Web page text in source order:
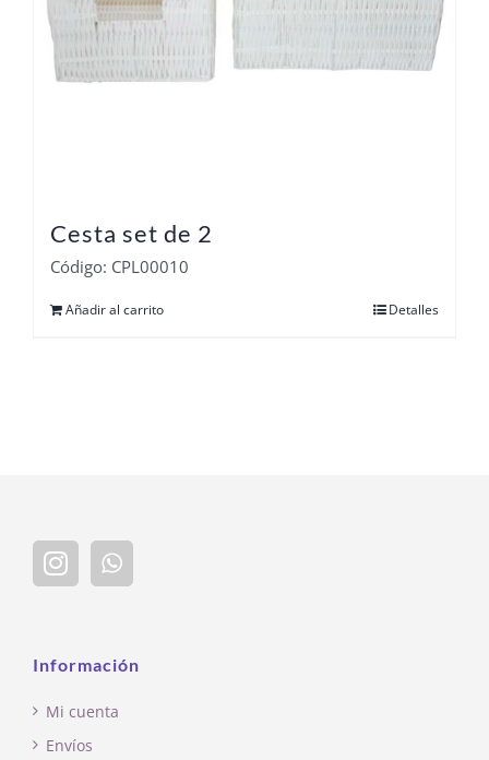
Cesta set de 2
Código: CPL00010
Añadir al carrito Detalles
Información
Mi cuenta
Envíos